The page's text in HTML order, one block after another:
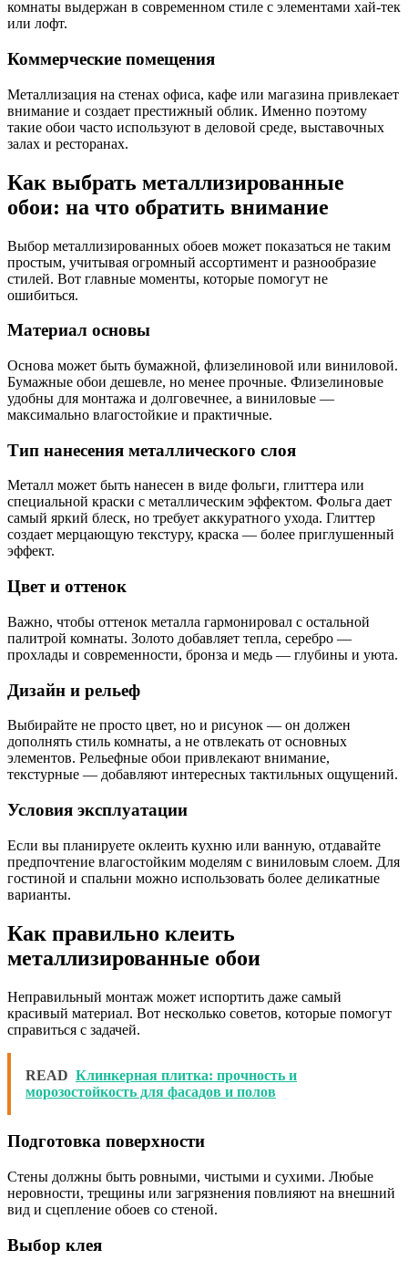
комнаты выдержан в современном стиле с элементами хай-тек
или лофт.
Коммерческие помещения
Металлизация на стенах офиса, кафе или магазина привлекает
внимание и создает престижный облик. Именно поэтому
такие обои часто используют в деловой среде, выставочных
залах и ресторанах.
Как выбрать металлизированные
обои: на что обратить внимание
Выбор металлизированных обоев может показаться не таким
простым, учитывая огромный ассортимент и разнообразие
стилей. Вот главные моменты, которые помогут не
ошибиться.
Материал основы
Основа может быть бумажной, флизелиновой или виниловой.
Бумажные обои дешевле, но менее прочные. Флизелиновые
удобны для монтажа и долговечнее, а виниловые —
максимально влагостойкие и практичные.
Тип нанесения металлического слоя
Металл может быть нанесен в виде фольги, глиттера или
специальной краски с металлическим эффектом. Фольга дает
самый яркий блеск, но требует аккуратного ухода. Глиттер
создает мерцающую текстуру, краска — более приглушенный
эффект.
Цвет и оттенок
Важно, чтобы оттенок металла гармонировал с остальной
палитрой комнаты. Золото добавляет тепла, серебро —
прохлады и современности, бронза и медь — глубины и уюта.
Дизайн и рельеф
Выбирайте не просто цвет, но и рисунок — он должен
дополнять стиль комнаты, а не отвлекать от основных
элементов. Рельефные обои привлекают внимание,
текстурные — добавляют интересных тактильных ощущений.
Условия эксплуатации
Если вы планируете оклеить кухню или ванную, отдавайте
предпочтение влагостойким моделям с виниловым слоем. Для
гостиной и спальни можно использовать более деликатные
варианты.
Как правильно клеить
металлизированные обои
Неправильный монтаж может испортить даже самый
красивый материал. Вот несколько советов, которые помогут
справиться с задачей.
READ Клинкерная плитка: прочность и
морозостойкость для фасадов и полов
Подготовка поверхности
Стены должны быть ровными, чистыми и сухими. Любые
неровности, трещины или загрязнения повлияют на внешний
вид и сцепление обоев со стеной.
Выбор клея